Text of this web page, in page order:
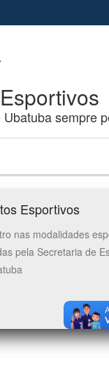
sempre
Esportivos
nas modalidades
pela Secretaria de